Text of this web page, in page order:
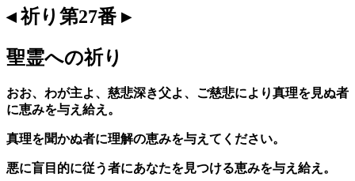
◂ 祈り第27番 ▸
聖霊への祈り
おお、わが主よ、慈悲深き父よ、ご慈悲により真理を見ぬ者
に恵みを与え給え。
真理を聞かぬ者に理解の恵みを与えてください。
悪に盲目的に従う者にあなたを見つける恵みを与え給え。